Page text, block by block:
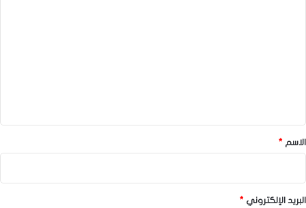
*
الاسم *
البريد الإلكتروني *